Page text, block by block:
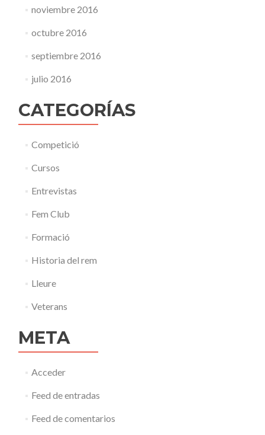
noviembre 2016
octubre 2016
septiembre 2016
julio 2016
CATEGORÍAS
Competició
Cursos
Entrevistas
Fem Club
Formació
Historia del rem
Lleure
Veterans
META
Acceder
Feed de entradas
Feed de comentarios